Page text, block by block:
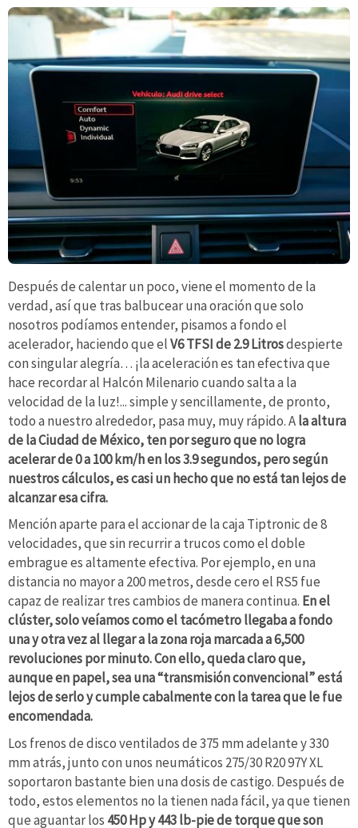
Después de calentar un poco, viene el momento de la
verdad, así que tras balbucear una oración que solo
nosotros podíamos entender, pisamos a fondo el
acelerador, haciendo que elV6 TFSI de 2.9 Litrosdespierte
con singular alegría… ¡la aceleración es tan efectiva que
hace recordar al Halcón Milenario cuando salta a la
velocidad de la luz!... simple y sencillamente, de pronto,
todo a nuestro alrededor, pasa muy, muy rápido. Ala altura
de la Ciudad de México, ten por seguro que no logra
acelerar de 0 a 100 km/h en los 3.9 segundos, pero según
nuestros cálculos, es casi un hecho que no está tan lejos de
alcanzar esa cifra.
Mención aparte para el accionar de la caja Tiptronic de 8
velocidades, que sin recurrir a trucos como el doble
embrague es altamente efectiva. Por ejemplo, en una
distancia no mayor a 200 metros, desde cero el RS5 fue
capaz de realizar tres cambios de manera continua. En el
clúster, solo veíamos como el tacómetro llegaba a fondo
una y otra vez al llegar a la zona roja marcada a 6,500
revoluciones por minuto. Con ello, queda claro que,
aunque en papel, sea una “transmisión convencional” está
lejos de serlo y cumple cabalmente con la tarea que le fue
encomendada.
Los frenos de disco ventilados de 375 mm adelante y 330
mm atrás, junto con unos neumáticos 275/30 R20 97Y XL
soportaron bastante bien una dosis de castigo. Después de
todo, estos elementos no la tienen nada fácil, ya que tienen
que aguantar los 450 Hp y 443 lb-pie de torque que son